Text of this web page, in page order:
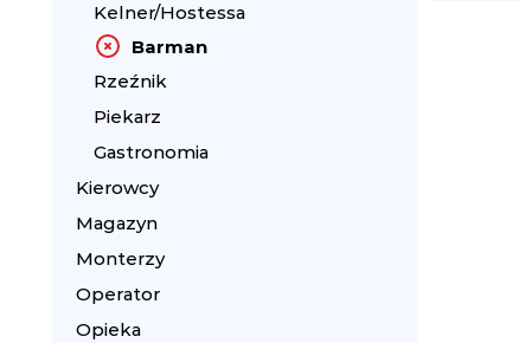
Kelner/Hostessa
Barman
Rzeźnik
Piekarz
Gastronomia
Kierowcy
Magazyn
Monterzy
Operator
Opieka